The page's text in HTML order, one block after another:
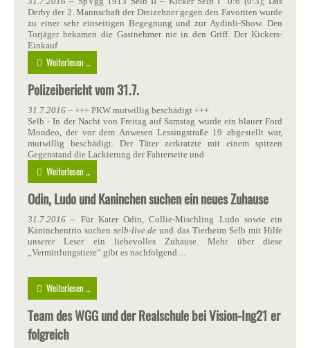
Derby der 2. Mannschaft der Dreizehner gegen den Favoriten wurde
zu einer sehr einseitigen Begegnung und zur Aydinli-Show. Den
Torjäger bekamen die Gastnehmer nie in den Griff. Der Kickers-
Einkauf
Weiterlesen ...
Polizeibericht vom 31.7.
31.7.2016 – +++ PKW mutwillig beschädigt +++
Selb - In der Nacht von Freitag auf Samstag wurde ein blauer Ford
Mondeo, der vor dem Anwesen Lessingstraße 19 abgestellt war,
mutwillig beschädigt. Der Täter zerkratzte mit einem spitzen
Gegenstand die Lackierung der Fahrerseite und
Weiterlesen ...
Odin, Ludo und Kaninchen suchen ein neues Zuhause
31.7.2016 – Für Kater Odin, Collie-Mischling Ludo sowie ein
Kaninchentrio suchenselb-live.de und das Tierheim Selb mit Hilfe
unserer Leser ein liebevolles Zuhause. Mehr über diese
„Vermittlungstiere“ gibt es nachfolgend…
Weiterlesen ...
Team des WGG und der Realschule bei Vision-Ing21 er
folgreich